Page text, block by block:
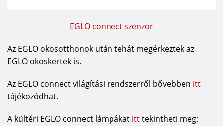
EGLO connect szenzor
Az EGLO okosotthonok után tehát megérkeztek az
EGLO okoskertek is.
Az EGLO connect világítási rendszerről bővebben itt
tájékozódhat.
A kültéri EGLO connect lámpákat itttekintheti meg: